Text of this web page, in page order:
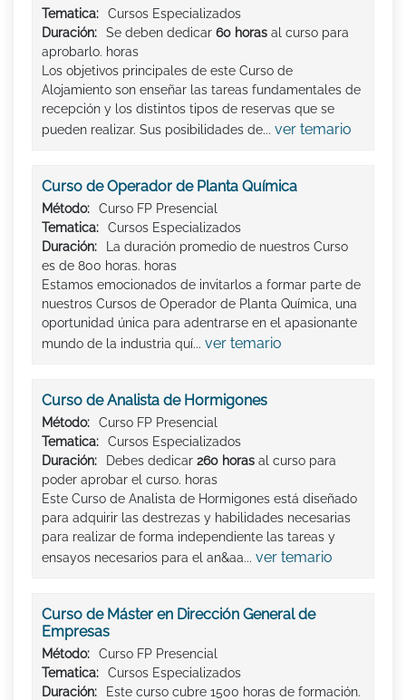
Tematica:
Cursos Especializados
Duración:
Se deben dedicar 60 horas al curso para
aprobarlo. horas
Los objetivos principales de este Curso de
Alojamiento son enseñar las tareas fundamentales de
recepción y los distintos tipos de reservas que se
pueden realizar. Sus posibilidades de... ver temario
Curso de Operador de Planta Química
Método:
Curso FP Presencial
Tematica:
Cursos Especializados
Duración:
La duración promedio de nuestros Curso
es de 800 horas. horas
Estamos emocionados de invitarlos a formar parte de
nuestros Cursos de Operador de Planta Química, una
oportunidad única para adentrarse en el apasionante
mundo de la industria quí... ver temario
Curso de Analista de Hormigones
Método:
Curso FP Presencial
Tematica:
Cursos Especializados
Duración:
Debes dedicar 260 horas al curso para
poder aprobar el curso. horas
Este Curso de Analista de Hormigones está diseñado
para adquirir las destrezas y habilidades necesarias
para realizar de forma independiente las tareas y
ensayos necesarios para el an&aa... ver temario
Curso de Máster en Dirección General de
Empresas
Método:
Curso FP Presencial
Tematica:
Cursos Especializados
Duración:
Este curso cubre 1500 horas de formación.